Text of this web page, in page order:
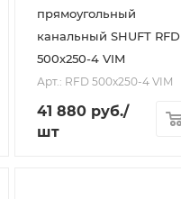
прямоугольный
канальный SHUFT RFD
500х250-4 VIM
Арт.: RFD 500х250-4 VIM
41 880 руб./
шт